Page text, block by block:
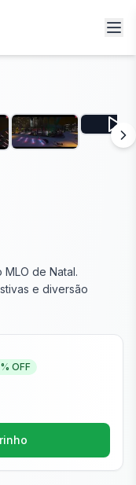
de Natal.
e diversão
% OFF